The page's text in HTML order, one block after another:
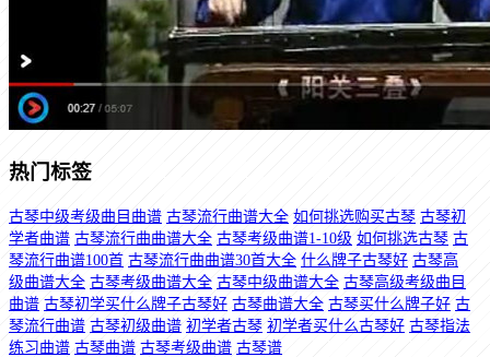
热门标签
古琴中级考级曲目曲谱 古琴流行曲谱大全 如何挑选购买古琴 古琴初
学者曲谱 古琴流行曲曲谱大全 古琴考级曲谱1-10级 如何挑选古琴 古
琴流行曲谱100首 古琴流行曲曲谱30首大全 什么牌子古琴好 古琴高
级曲谱大全 古琴考级曲谱大全 古琴中级曲谱大全 古琴高级考级曲目
曲谱 古琴初学买什么牌子古琴好 古琴曲谱大全 古琴买什么牌子好 古
琴流行曲谱 古琴初级曲谱 初学者古琴 初学者买什么古琴好 古琴指法
练习曲谱 古琴曲谱 古琴考级曲谱 古琴谱